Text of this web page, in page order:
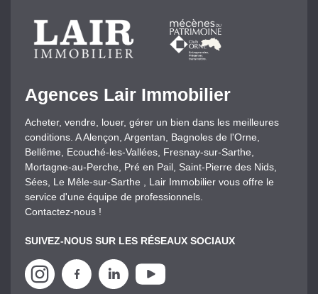
Agences Lair Immobilier
Acheter, vendre, louer, gérer un bien dans les meilleures
conditions. A Alençon, Argentan, Bagnoles de l'Orne,
Bellême, Ecouché-les-Vallées, Fresnay-sur-Sarthe,
Mortagne-au-Perche, Pré en Pail, Saint-Pierre des Nids,
Sées, Le Mêle-sur-Sarthe , Lair Immobilier vous offre le
service d'une équipe de professionnels.
Contactez-nous !
SUIVEZ-NOUS SUR LES RÉSEAUX SOCIAUX